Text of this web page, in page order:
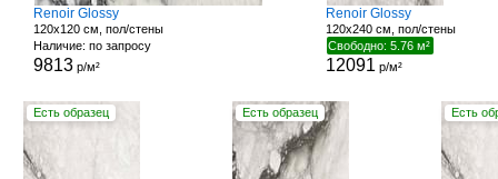
Renoir Glossy
120x120 см, пол/стены
Наличие: по запросу
9813 р/м²
Renoir Glossy
120x240 см, пол/стены
Свободно: 5.76 м²
12091 р/м²
Есть образец Есть образец Есть